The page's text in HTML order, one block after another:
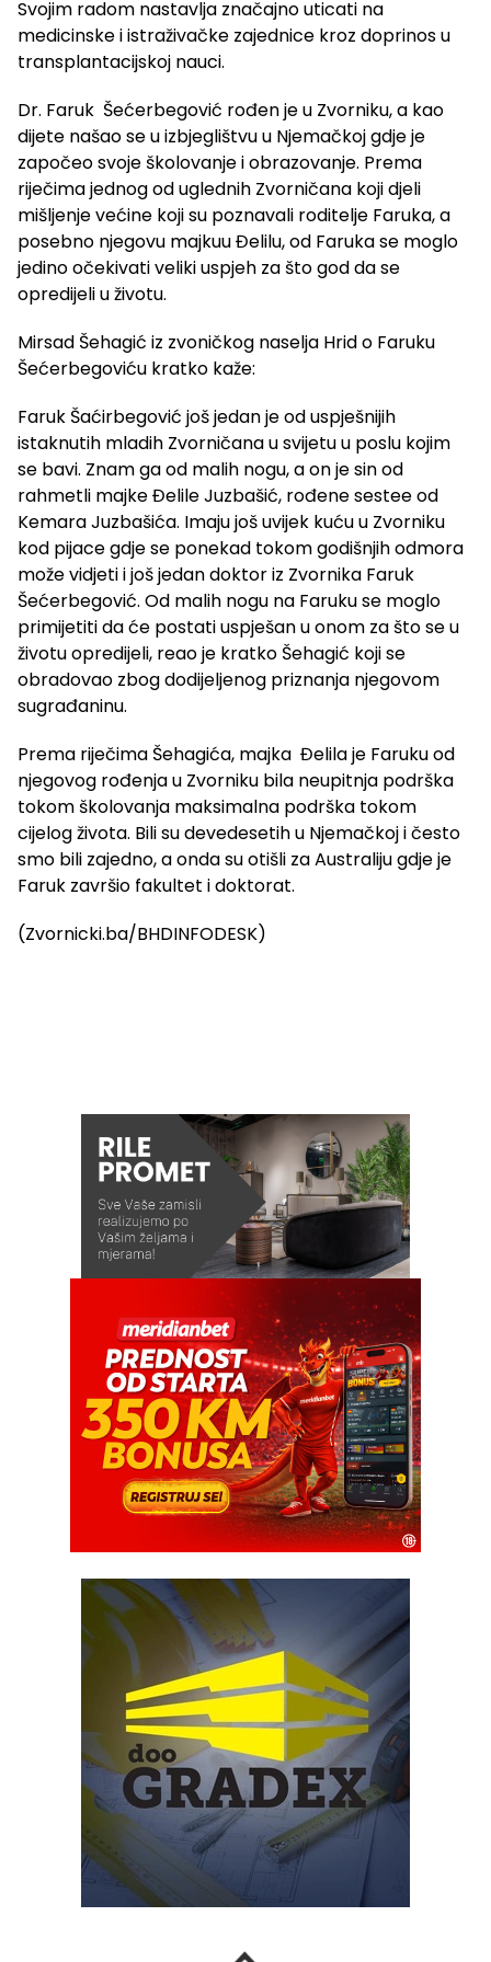
Svojim radom nastavlja značajno uticati na
medicinske i istraživačke zajednice kroz doprinos u
transplantacijskoj nauci.
Dr. Faruk Šećerbegović rođen je u Zvorniku, a kao
dijete našao se u izbjeglištvu u Njemačkoj gdje je
započeo svoje školovanje i obrazovanje. Prema
riječima jednog od uglednih Zvorničana koji djeli
mišljenje većine koji su poznavali roditelje Faruka, a
posebno njegovu majkuu Đelilu, od Faruka se moglo
jedino očekivati veliki uspjeh za što god da se
opredijeli u životu.
Mirsad Šehagić iz zvoničkog naselja Hrid o Faruku
Šećerbegoviću kratko kaže:
Faruk Šaćirbegović još jedan je od uspješnijih
istaknutih mladih Zvorničana u svijetu u poslu kojim
se bavi. Znam ga od malih nogu, a on je sin od
rahmetli majke Đelile Juzbašić, rođene sestee od
Kemara Juzbašića. Imaju još uvijek kuću u Zvorniku
kod pijace gdje se ponekad tokom godišnjih odmora
može vidjeti i još jedan doktor iz Zvornika Faruk
Šećerbegović. Od malih nogu na Faruku se moglo
primijetiti da će postati uspješan u onom za što se u
životu opredijeli, reao je kratko Šehagić koji se
obradovao zbog dodijeljenog priznanja njegovom
sugrađaninu.
Prema riječima Šehagića, majka Đelila je Faruku od
njegovog rođenja u Zvorniku bila neupitnja podrška
tokom školovanja maksimalna podrška tokom
cijelog života. Bili su devedesetih u Njemačkoj i često
smo bili zajedno, a onda su otišli za Australiju gdje je
Faruk završio fakultet i doktorat.
(Zvornicki.ba/BHDINFODESK)